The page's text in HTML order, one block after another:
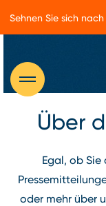
Über
Egal, ob
oder mehr über
Sehnen Sie sich